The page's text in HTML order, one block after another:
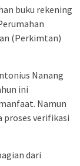
buku rekening
(Perkimtan)
Nanang
ini
Namun
proses verifikasi
dari